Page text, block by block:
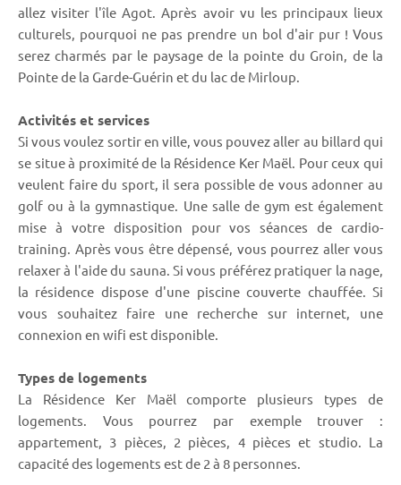
allez visiter l'île Agot. Après avoir vu les principaux lieux
culturels, pourquoi ne pas prendre un bol d'air pur ! Vous
serez charmés par le paysage de la pointe du Groin, de la
Pointe de la Garde-Guérin et du lac de Mirloup.
Activités et services
Si vous voulez sortir en ville, vous pouvez aller au billard qui
se situe à proximité de la Résidence Ker Maël. Pour ceux qui
veulent faire du sport, il sera possible de vous adonner au
golf ou à la gymnastique. Une salle de gym est également
mise à votre disposition pour vos séances de cardio-
training. Après vous être dépensé, vous pourrez aller vous
relaxer à l'aide du sauna. Si vous préférez pratiquer la nage,
la résidence dispose d'une piscine couverte chauffée. Si
vous souhaitez faire une recherche sur internet, une
connexion en wifi est disponible.
Types de logements
La Résidence Ker Maël comporte plusieurs types de
logements. Vous pourrez par exemple trouver :
appartement, 3 pièces, 2 pièces, 4 pièces et studio. La
capacité des logements est de 2 à 8 personnes.